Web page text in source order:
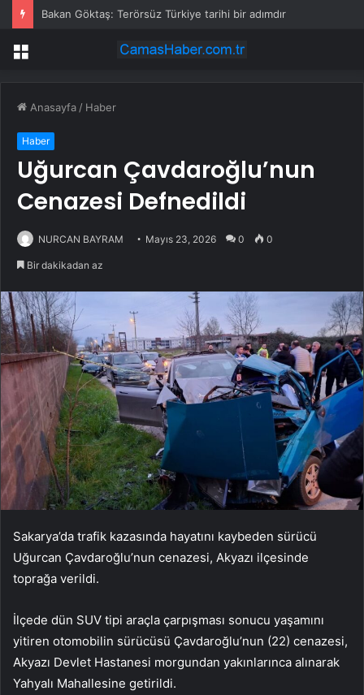
Bakan Göktaş: Terörsüz Türkiye tarihi bir adımdır
Menü
Anasayfa / Haber
Haber
Uğurcan Çavdaroğlu’nun
Cenazesi Defnedildi
NURCAN BAYRAM Mayıs 23, 2026 0 0
Bir dakikadan az
Sakarya’da trafik kazasında hayatını kaybeden sürücü
Uğurcan Çavdaroğlu’nun cenazesi, Akyazı ilçesinde
toprağa verildi.
İlçede dün SUV tipi araçla çarpışması sonucu yaşamını
yitiren otomobilin sürücüsü Çavdaroğlu’nun (22) cenazesi,
Akyazı Devlet Hastanesi morgundan yakınlarınca alınarak
Yahyalı Mahallesine getirildi.